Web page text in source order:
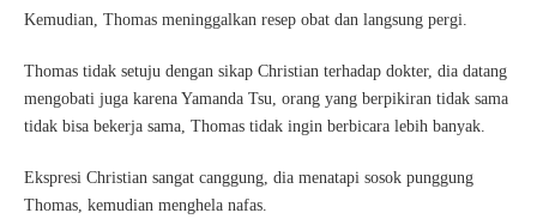
Kemudian, Thomas meninggalkan resep obat dan langsung pergi.
Thomas tidak setuju dengan sikap Christian terhadap dokter, dia datang
mengobati juga karena Yamanda Tsu, orang yang berpikiran tidak sama
tidak bisa bekerja sama, Thomas tidak ingin berbicara lebih banyak.
Ekspresi Christian sangat canggung, dia menatapi sosok punggung
Thomas, kemudian menghela nafas.